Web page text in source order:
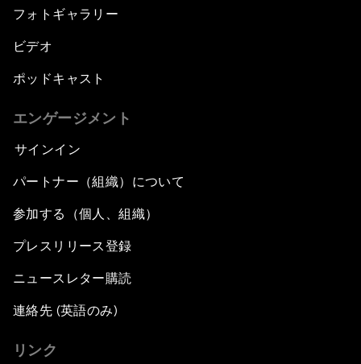
フォトギャラリー
ビデオ
ポッドキャスト
エンゲージメント
サインイン
パートナー（組織）について
参加する（個人、組織）
プレスリリース登録
ニュースレター購読
連絡先 (英語のみ)
リンク